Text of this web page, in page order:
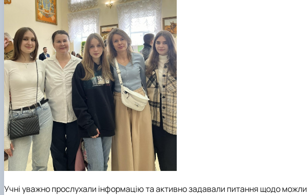
Учні уважно прослухали інформацію та активно задавали питання щодо